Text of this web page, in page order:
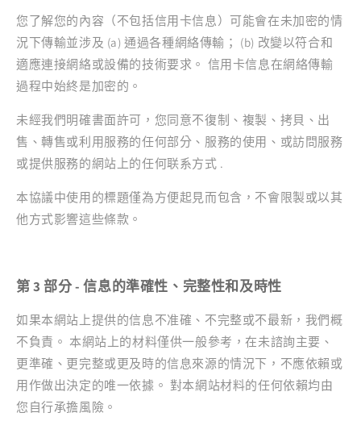
您了解您的內容（不包括信用卡信息）可能會在未加密的情
況下傳輸並涉及 (a) 通過各種網絡傳輸； (b) 改變以符合和
適應連接網絡或設備的技術要求。 信用卡信息在網絡傳輸
過程中始終是加密的。
未經我們明確書面許可，您同意不復制、複製、拷貝、出
售、轉售或利用服務的任何部分、服務的使用、或訪問服務
或提供服務的網站上的任何联系方式 .
本協議中使用的標題僅為方便起見而包含，不會限製或以其
他方式影響這些條款。
第 3 部分 - 信息的準確性、完整性和及時性
如果本網站上提供的信息不准確、不完整或不最新，我們概
不負責。 本網站上的材料僅供一般參考，在未諮詢主要、
更準確、更完整或更及時的信息來源的情況下，不應依賴或
用作做出決定的唯一依據。 對本網站材料的任何依賴均由
您自行承擔風險。